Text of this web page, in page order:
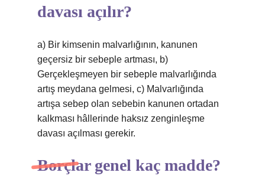
davası açılır?
a) Bir kimsenin malvarlığının, kanunen
geçersiz bir sebeple artması, b)
Gerçekleşmeyen bir sebeple malvarlığında
artış meydana gelmesi, c) Malvarlığında
artışa sebep olan sebebin kanunen ortadan
kalkması hâllerinde haksız zenginleşme
davası açılması gerekir.
Borçlar genel kaç madde?